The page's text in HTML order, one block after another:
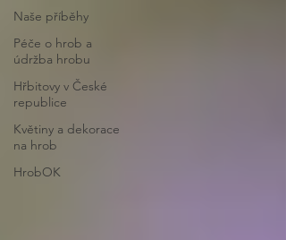
Naše příběhy
Péče o hrob a
údržba hrobu
Hřbitovy v České
republice
Květiny a dekorace
na hrob
HrobOK